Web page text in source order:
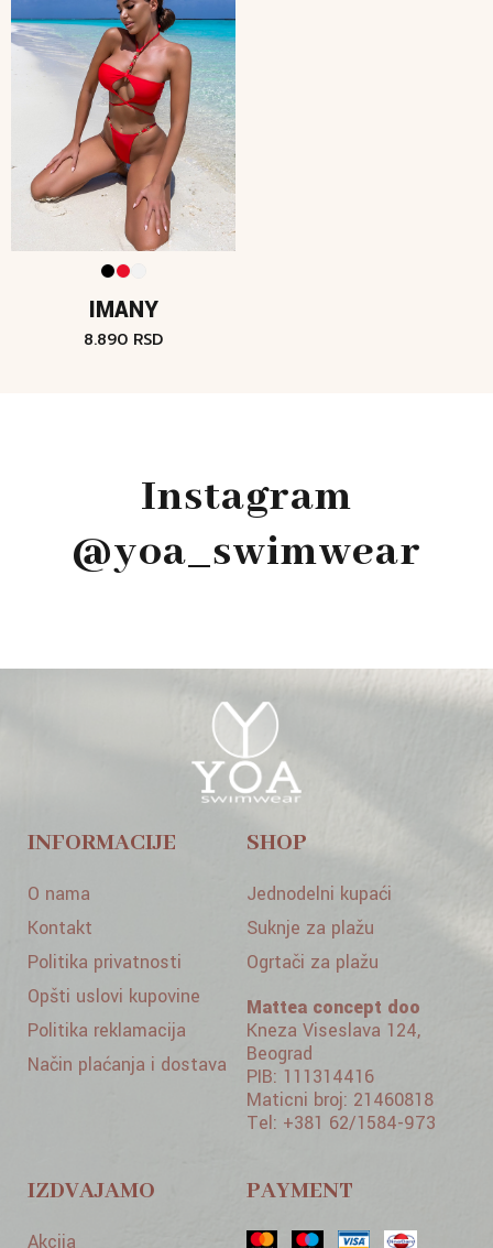
IMANY
8.890 RSD
Instagram
@yoa_swimwear
INFORMACIJE
O nama
Kontakt
Politika privatnosti
Opšti uslovi kupovine
Politika reklamacija
Način plaćanja i dostava
SHOP
Jednodelni kupaći
Suknje za plažu
Ogrtači za plažu
Mattea concept doo
Kneza Viseslava 124,
Beograd
PIB: 111314416
Maticni broj: 21460818
Tel: +381 62/1584-973
IZDVAJAMO
Akcija
PAYMENT